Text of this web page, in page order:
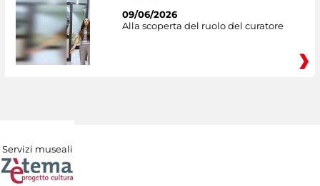
09/06/2026
Alla scoperta del ruolo del curatore
Servizi museali